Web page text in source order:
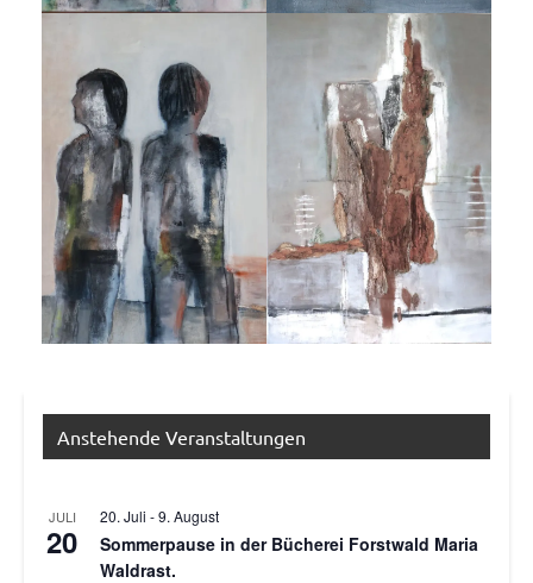
Allgemein
Anstehende Veranstaltungen
JULI
20
20. Juli -9. August
Sommerpause in der Bücherei Forstwald Maria
Waldrast.